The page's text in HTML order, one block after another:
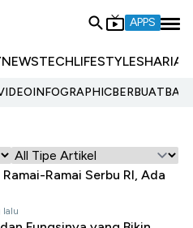
APPS
NEWSTECHLIFESTYLESHARIA
INFOGRAPHIC
Ramai Serbu RI, Ada
lalu